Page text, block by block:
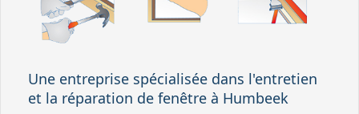
Une entreprise spécialisée dans l'entretien
et la réparation de fenêtre à Humbeek